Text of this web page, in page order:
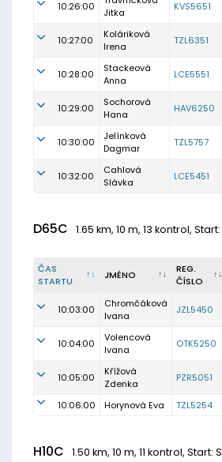
10:26:00
Jitka
KVS5651
10:27:00
Koláriková
Irena
TZL6351
10:28:00
Stackeová
Anna
LCE5551
10:29:00
Sochorová
Hana
HAV6250
10:30:00
Jelínková
Dagmar
TZL5757
10:32:00
Cahlová
Slávka
LCE5451
D65C 1.65 km, 10 m, 13 kontrol, Start:
ČAS
STARTU
JMÉNO
REG.
ČÍSLO
10:03:00
Chromčáková
Ivana
JZL5450
10:04:00
Volencová
Ivana
OTK5250
10:05:00
Křížová
Zdenka
PZR5051
10:06:00 Horynová Eva TZL5254
H10C 1.50 km, 10 m, 11 kontrol, Start: